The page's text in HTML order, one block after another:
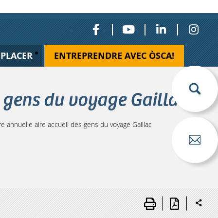
ENTREPRENDRE AVEC ÒSCA!
du voyage Gaillac
annuelle aire accueil des gens du voyage Gaillac